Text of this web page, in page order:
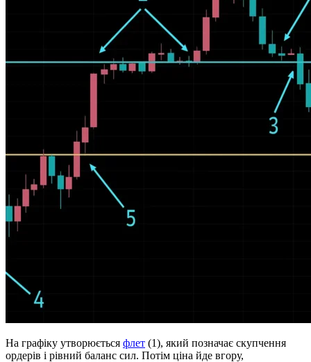
На графіку утворюється флет (1), який позначає скупчення
ордерів і рівний баланс сил. Потім ціна йде вгору,